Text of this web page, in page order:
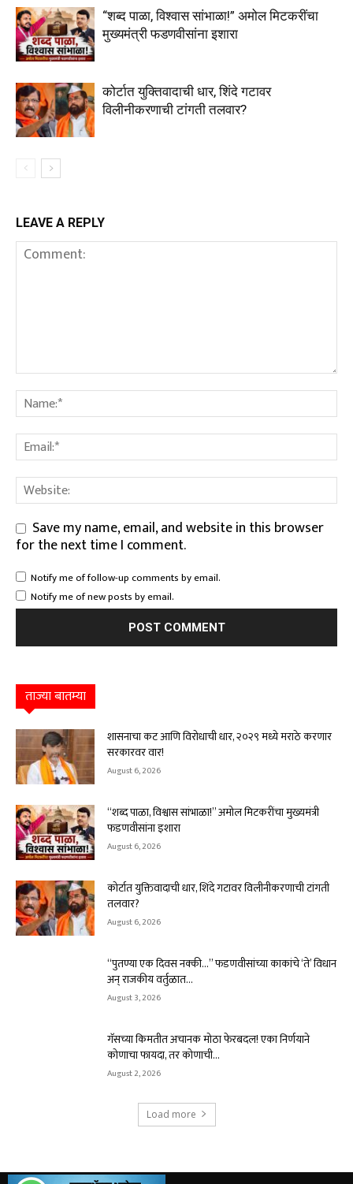
“शब्द पाळा, विश्वास सांभाळा!” अमोल मिटकरींचा
मुख्यमंत्री फडणवीसांना इशारा
कोर्टात युक्तिवादाची धार, शिंदे गटावर
विलीनीकरणाची टांगती तलवार?
LEAVE A REPLY
Save my name, email, and website in this browser
for the next time I comment.
Notify me of follow-up comments by email.
Notify me of new posts by email.
ताज्या बातम्या
शासनाचा कट आणि विरोधाची धार, २०२९ मध्ये मराठे करणार
सरकारवर वार!
August 6, 2026
“शब्द पाळा, विश्वास सांभाळा!” अमोल मिटकरींचा मुख्यमंत्री
फडणवीसांना इशारा
August 6, 2026
कोर्टात युक्तिवादाची धार, शिंदे गटावर विलीनीकरणाची टांगती
तलवार?
August 6, 2026
“पुतण्या एक दिवस नक्की…” फडणवीसांच्या काकांचे ‘ते’ विधान
अन् राजकीय वर्तुळात...
August 3, 2026
गॅसच्या किमतीत अचानक मोठा फेरबदल! एका निर्णयाने
कोणाचा फायदा, तर कोणाची...
August 2, 2026
Load more